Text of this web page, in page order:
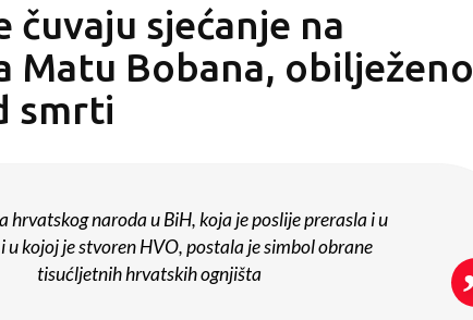
čuvaju sjećanje na
Matu Bobana, obilježeno
smrti
hrvatskog naroda u BiH, koja je poslije prerasla i u
u kojoj je stvoren HVO, postala je simbol obrane
tisućljetnih hrvatskih ognjišta